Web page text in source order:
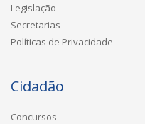
Legislação
Secretarias
Políticas de Privacidade
Cidadão
Concursos